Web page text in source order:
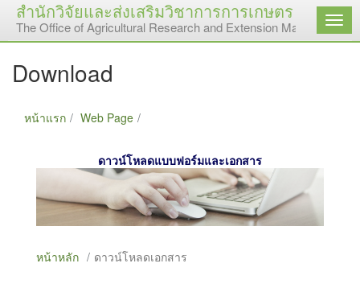
สำนักวิจัยและส่งเสริมวิชาการการเกษตร มหาวิท
The Office of Agricultural Research and Extension Maejo เมนู
Download
หน้าแรก Web Page
ดาวน์โหลดแบบฟอร์มและเอกสาร
หน้าหลัก ดาวน์โหลดเอกสาร